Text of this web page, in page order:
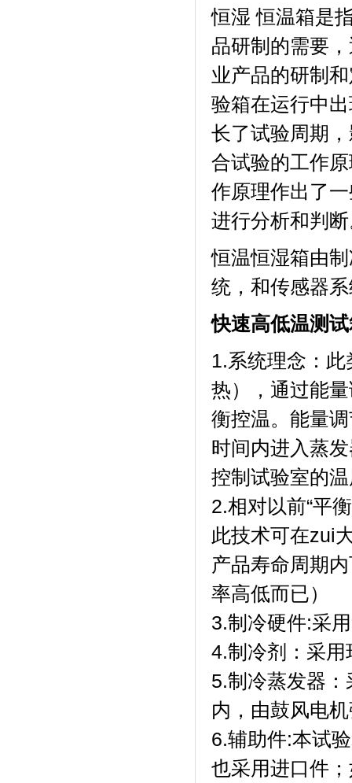
恒湿 恒温箱是指
品研制的需要
业产品的研制和
验箱在运行中出
长了试验周期
合试验的工作原
作原理作出了一
进行分析和判断
恒温恒湿箱由制
统，和传感器
快速高低温测
1.系统理念
热），通过
衡控温。能
时间内进入蒸发
控制试验室的温度
2.相对以前“平衡
此技术可在zui
产品寿命周期
率高低而已）
3.制冷硬件:采用“
4.制冷剂
5.制冷蒸发器
内，由鼓风电
6.辅助件:本试验
也采用进口件